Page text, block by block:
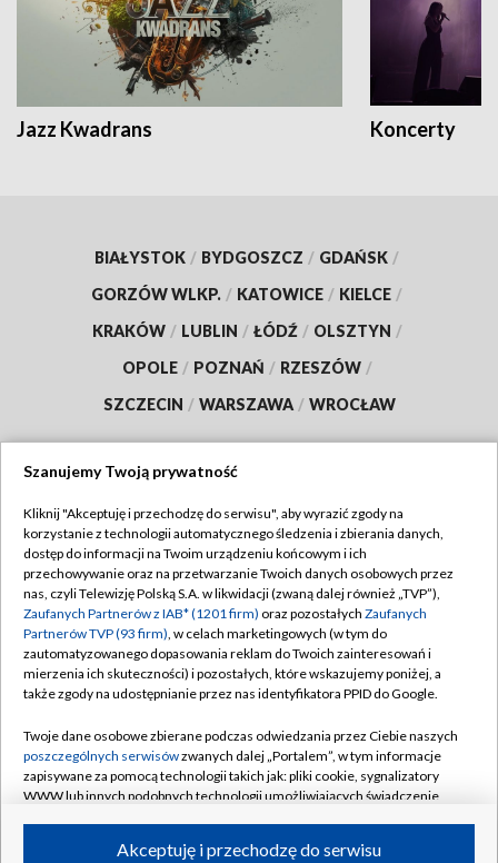
Jazz Kwadrans Koncerty
BIAŁYSTOK / BYDGOSZCZ / GDAŃSK /
GORZÓW WLKP. / KATOWICE / KIELCE /
KRAKÓW / LUBLIN / ŁÓDŹ / OLSZTYN /
OPOLE / POZNAŃ / RZESZÓW /
SZCZECIN / WARSZAWA / WROCŁAW
Dołącz do nas:
TVP
Abonament TVP
Emisja w TVP
Centrum informacji TVP
Naziemna Telewizja Cyfrowa
Sklep TVP
Rada Programowa
Informacje o nadawcy
Regulamin TVP
Polityka prywatności
Moje zgody
Biuro reklamy
Kontakt
Kanały
Szanujemy Twoją prywatność
Kliknij "Akceptuję i przechodzę do serwisu", aby wyrazić zgody na
korzystanie z technologii automatycznego śledzenia i zbierania danych,
dostęp do informacji na Twoim urządzeniu końcowym i ich
przechowywanie oraz na przetwarzanie Twoich danych osobowych przez
nas, czyli Telewizję Polską S.A. w likwidacji (zwaną dalej również „TVP”),
Zaufanych Partnerów z IAB* (1201 firm) oraz pozostałych Zaufanych
Partnerów TVP (93 firm), w celach marketingowych (w tym do
zautomatyzowanego dopasowania reklam do Twoich zainteresowań i
mierzenia ich skuteczności) i pozostałych, które wskazujemy poniżej, a
także zgody na udostępnianie przez nas identyfikatora PPID do Google.
Twoje dane osobowe zbierane podczas odwiedzania przez Ciebie naszych
poszczególnych serwisówzwanych dalej „Portalem”, w tym informacje
zapisywane za pomocą technologii takich jak: pliki cookie, sygnalizatory
WWW lub innych podobnych technologii umożliwiających świadczenie
ruchu w Internecie.Akceptuję i przechodzę do serwisu